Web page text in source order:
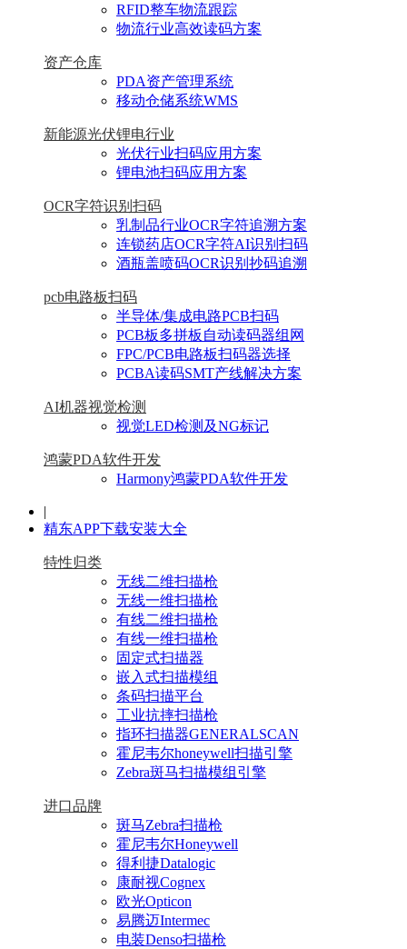
RFID整车物流跟踪
物流行业高效读码方案
资产仓库
PDA资产管理系统
移动仓储系统WMS
新能源光伏锂电行业
光伏行业扫码应用方案
锂电池扫码应用方案
OCR字符识别扫码
乳制品行业OCR字符追溯方案
连锁药店OCR字符AI识别扫码
酒瓶盖喷码OCR识别抄码追溯
pcb电路板扫码
半导体/集成电路PCB扫码
PCB板多拼板自动读码器组网
FPC/PCB电路板扫码器选择
PCBA读码SMT产线解决方案
AI机器视觉检测
视觉LED检测及NG标记
鸿蒙PDA软件开发
Harmony鸿蒙PDA软件开发
|
精东APP下载安装大全
特性归类
无线二维扫描枪
无线一维扫描枪
有线二维扫描枪
有线一维扫描枪
固定式扫描器
嵌入式扫描模组
条码扫描平台
工业抗摔扫描枪
指环扫描器GENERALSCAN
霍尼韦尔honeywell扫描引擎
Zebra斑马扫描模组引擎
进口品牌
斑马Zebra扫描枪
霍尼韦尔Honeywell
得利捷Datalogic
康耐视Cognex
欧光Opticon
易腾迈Intermec
电装Denso扫描枪